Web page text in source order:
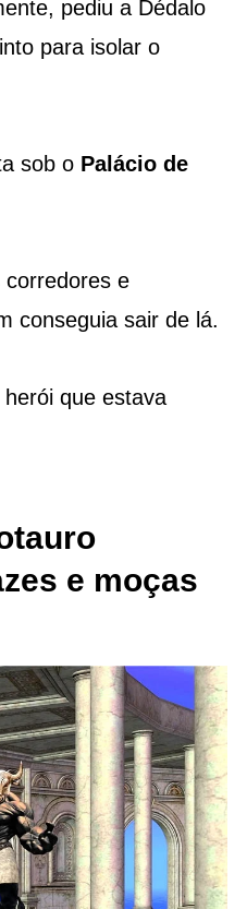
pediu a Dédalo
para isolar o
sob o Palácio de
e
conseguia sair de lá.
que estava
e moças